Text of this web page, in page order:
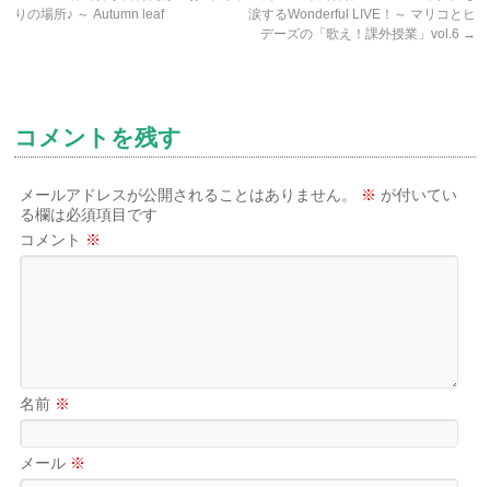
りの場所♪ ～ Autumn leaf
涙するWonderful LIVE！～ マリコとヒ
デーズの「歌え！課外授業」vol.6 →
コメントを残す
メールアドレスが公開されることはありません。 ※ が付いてい
る欄は必須項目です
コメント ※
名前 ※
メール ※